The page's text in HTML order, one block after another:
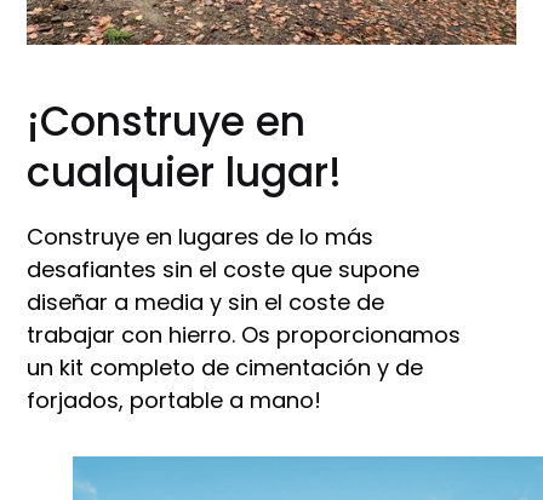
¡Construye en
cualquier lugar!
Construye en lugares de lo más
desafiantes sin el coste que supone
diseñar a media y sin el coste de
trabajar con hierro. Os proporcionamos
un kit completo de cimentación y de
forjados, portable a mano!